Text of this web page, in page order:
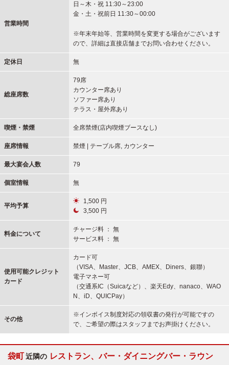
営業時間
日～木・祝 11:30～23:00
金・土・祝前日 11:30～00:00
※年末年始等、営業時間を変更する場合がございます
ので、詳細は直接店舗までお問い合わせください。
定休日 無
総座席数
79席
カウンター席あり
ソファー席あり
テラス・屋外席あり
喫煙・禁煙 全席禁煙(店内喫煙ブースなし)
座席情報 禁煙 | テーブル席, カウンター
最大宴会人数 79
個室情報 無
平均予算
1,500 円
3,500 円
料金について
チャージ料 ： 無
サービス料 ： 無
使用可能クレジット
カード
カード可
（VISA、Master、JCB、AMEX、Diners、銀聯）
電子マネー可
（交通系IC（Suicaなど）、楽天Edy、nanaco、WAO
N、iD、QUICPay）
その他
※インボイス制度対応の領収書の発行が可能ですの
で、ご希望の際はスタッフまでお声掛けください。
袋町近隣の レストラン、バー・ダイニングバー・ラウン